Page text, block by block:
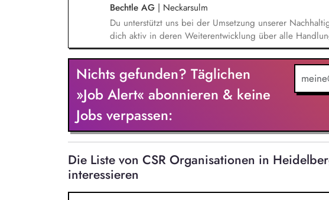
Bechtle AG | Neckarsulm
Du unterstützt uns bei der Umsetzung unserer
dich aktiv in deren Weiterentwicklung über alle
arbeitest du an unterschiedlichen Initiativen und
Nachhaltigkeitsdimensionen und unterstützt bei der
unsere Unternehmensprozesse. Ein weiterer
Unterstützung bei der Umsetzung und
im Bereich Nachhaltigkeit, beispielsweise im Kontext von
Taxonomie.
Nichts gefunden? Täglichen
»Job Alert« abonnieren & keine
Jobs verpassen:
Die Liste von CSR Organisationen in
interessieren